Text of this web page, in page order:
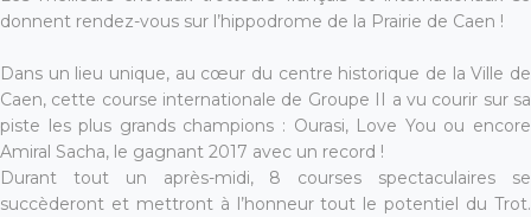
donnent rendez-vous sur l’hippodrome de la Prairie de Caen !
Dans un lieu unique, au cœur du centre historique de la Ville de
Caen, cette course internationale de Groupe II a vu courir sur sa
piste les plus grands champions : Ourasi, Love You ou encore
Amiral Sacha, le gagnant 2017 avec un record !
Durant tout un après-midi, 8 courses spectaculaires se
succèderont et mettront à l’honneur tout le potentiel du Trot.